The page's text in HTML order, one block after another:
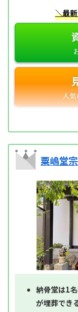
＼最
粟嶋堂
納骨堂は1
が埋葬でき